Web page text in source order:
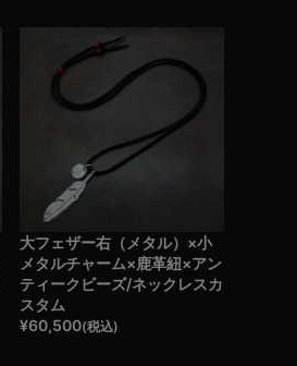
大フェザー右（メタル）×小
メタルチャーム×鹿革紐×アン
ティークビーズ/ネックレスカ
スタム
¥60,500(税込)